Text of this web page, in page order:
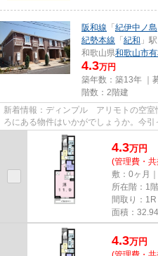
阪和線 「 紀伊中ノ島
紀勢本線 「 紀和 」
和歌山県和歌山市
4.3万円
築年数：築13年 ｜
階数：2階建
新着情報：ディンプル アリモトの空室
ろにある物件はいかがでしょうか。今
こちらのアパートです。和歌...
4.3万円
(管理費・
敷：0ヶ月
所在階：1階
間取り：1R
面積：
4.3万円